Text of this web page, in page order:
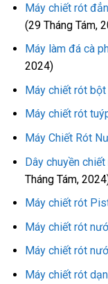
Máy chiết rót
(29 Tháng Tám,
Máy làm đá cà
2024)
Máy chiết rót bột
Máy chiết rót
Máy Chiết Rót
Dây chuyền
Tháng Tám,
Máy chiết rót
Máy chiết rót
Máy chiết rót
Máy chiết rót